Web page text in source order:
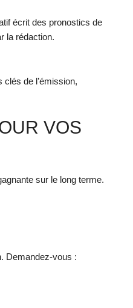
écrit des pronostics de
la rédaction.
de l’émission,
VOS
sur le long terme.
Demandez-vous :